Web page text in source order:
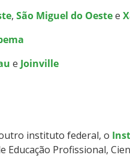
, São Miguel do Oestee
e Joinville
instituto federal, o
Educação Profissional,